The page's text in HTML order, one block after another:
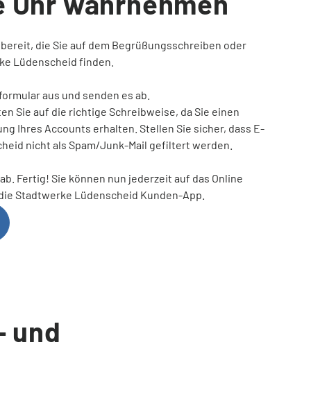
die Sie auf dem Begrüßungsschreiben oder
Lüdenscheid finden.
aus und senden es ab.
Sie auf die richtige Schreibweise, da Sie einen
Ihres Accounts erhalten. Stellen Sie sicher, dass E-
nicht als Spam/Junk-Mail gefiltert werden.
Fertig! Sie können nun jederzeit auf das Online
Stadtwerke Lüdenscheid Kunden-App.
und